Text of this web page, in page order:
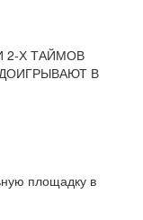
2-Х ТАЙМОВ
В
площадку в